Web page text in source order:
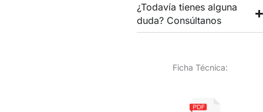
¿Todavía tienes alguna
duda? Consúltanos
Ficha Técnica: